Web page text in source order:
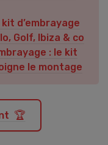
kit d’embrayage
Golf, Ibiza & co
: le kit
le montage
🏆